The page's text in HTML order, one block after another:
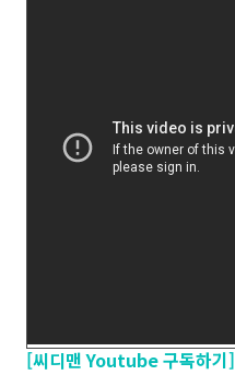
[씨디맨 Youtube 구독하기]